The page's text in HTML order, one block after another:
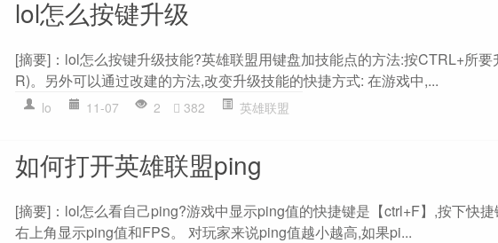
lol怎么按键升级
[摘要]：lol怎么按键升级技能?英雄联盟用键盘加技能点的方法:按CTRL+所
R)。另外可以通过改建的方法,改变升级技能的快捷方式: 在游戏中,...
lo 11-07 2 382 英雄联盟
如何打开英雄联盟ping
[摘要]：lol怎么看自己ping?游戏中显示ping值的快捷键是【ctrl+F】,按下快
右上角显示ping值和FPS。 对玩家来说ping值越小越高,如果pi...